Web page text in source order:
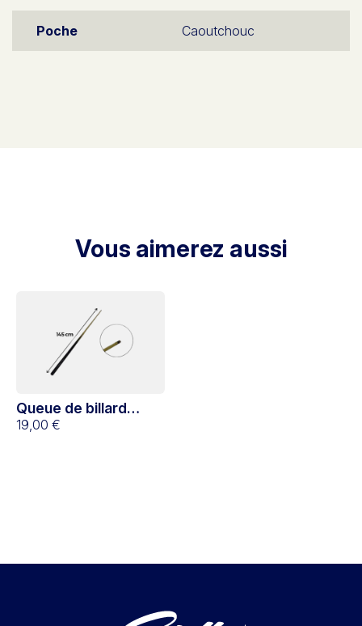
Poche Caoutchouc
Vous aimerez aussi
Queue de billard
américain 145 cm
19,00 €